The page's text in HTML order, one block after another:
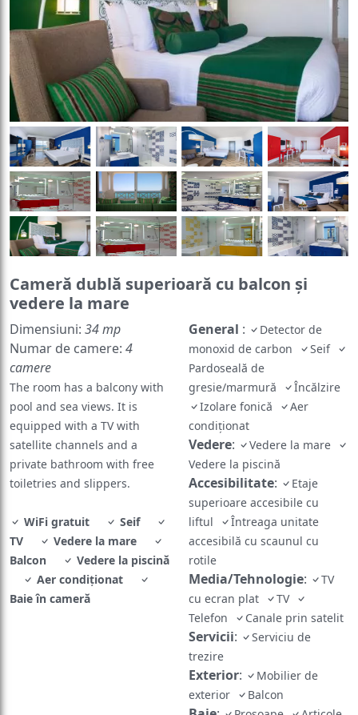
Cameră dublă superioară cu balcon și
vedere la mare
Dimensiuni: 34 mp
Numar de camere: 4
camere
The room has a balcony with
pool and sea views. It is
equipped with a TV with
satellite channels and a
private bathroom with free
toiletries and slippers.
WiFi gratuit
Seif
TV
Vedere la mare
Balcon
Vedere la piscină
Aer condiționat
Baie în cameră
General :
Detector de
monoxid de carbon
Seif
Pardoseală de
gresie/marmură
Încălzire
Izolare fonică
Aer
condiționat
Vedere:
Vedere la mare
Vedere la piscină
Accesibilitate:
Etaje
superioare accesibile cu
liftul
Întreaga unitate
accesibilă cu scaunul cu
rotile
Media/Tehnologie:
TV
cu ecran plat
TV
Telefon
Canale prin satelit
Servicii:
Serviciu de
trezire
Exterior:
Mobilier de
exterior
Balcon